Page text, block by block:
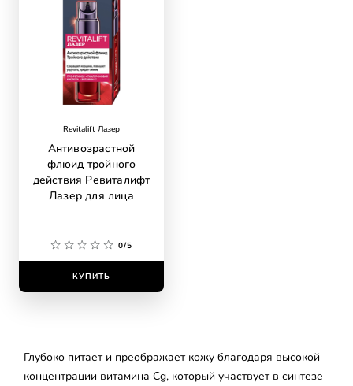
Revitalift Лазер
Антивозрастной
флюид тройного
действия Ревиталифт
Лазер для лица
0/5
КУПИТЬ
Глубоко питает и преображает кожу благодаря высокой
концентрации витамина Cg, который участвует в синтезе